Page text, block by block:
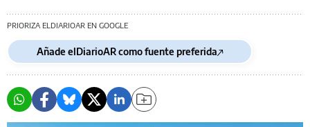
PRIORIZA ELDIARIOAR EN GOOGLE
Añade elDiarioAR como fuente preferida